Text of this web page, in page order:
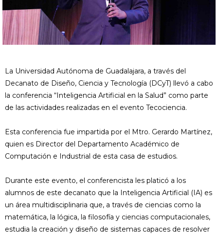
La Universidad Autónoma de Guadalajara, a través del
Decanato de Diseño, Ciencia y Tecnología (DCyT) llevó a cabo
la conferencia “Inteligencia Artificial en la Salud” como parte
de las actividades realizadas en el evento Tecociencia.
Esta conferencia fue impartida por el Mtro. Gerardo Martínez,
quien es Director del Departamento Académico de
Computación e Industrial de esta casa de estudios.
Durante este evento, el conferencista les platicó a los
alumnos de este decanato que la Inteligencia Artificial (IA) es
un área multidisciplinaria que, a través de ciencias como la
matemática, la lógica, la filosofía y ciencias computacionales,
estudia la creación y diseño de sistemas capaces de resolver